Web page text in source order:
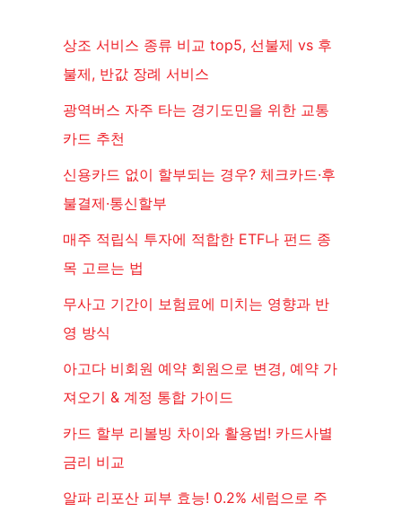
상조 서비스 종류 비교 top5, 선불제 vs 후
불제, 반값 장례 서비스
광역버스 자주 타는 경기도민을 위한 교통
카드 추천
신용카드 없이 할부되는 경우? 체크카드·후
불결제·통신할부
매주 적립식 투자에 적합한 ETF나 펀드 종
목 고르는 법
무사고 기간이 보험료에 미치는 영향과 반
영 방식
아고다 비회원 예약 회원으로 변경, 예약 가
져오기 & 계정 통합 가이드
카드 할부 리볼빙 차이와 활용법! 카드사별
금리 비교
알파 리포산 피부 효능! 0.2% 세럼으로 주